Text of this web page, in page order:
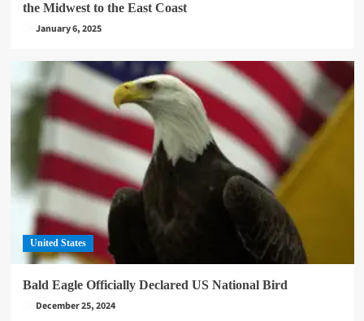
the Midwest to the East Coast
January 6, 2025
United States
Bald Eagle Officially Declared US National Bird
December 25, 2024